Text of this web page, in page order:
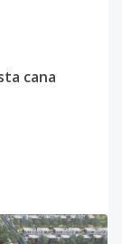
cana